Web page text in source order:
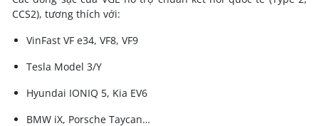
CCS2), tương thích với:
VinFast VF e34, VF8, VF9
Tesla Model 3/Y
Hyundai IONIQ 5, Kia EV6
BMW iX, Porsche Taycan…